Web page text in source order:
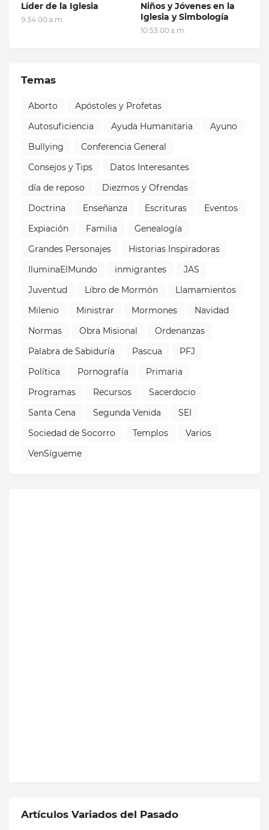
Líder de la Iglesia
9:34:00 a.m.
Niños y Jóvenes en la
Iglesia y Simbología
10:53:00 a.m.
Temas
Aborto
Apóstoles y Profetas
Autosuficiencia
Ayuda Humanitaria
Ayuno
Bullying
Conferencia General
Consejos y Tips
Datos Interesantes
día de reposo
Diezmos y Ofrendas
Doctrina
Enseñanza Escrituras
Eventos
Expiación
Familia
Genealogía
Grandes Personajes
Historias Inspiradoras
IluminaElMundo
inmigrantes
JAS
Juventud
Libro de Mormón
Llamamientos
Milenio
Ministrar Mormones
Navidad
Normas
Obra Misional
Ordenanzas
Palabra de Sabiduría
Pascua
PFJ
Política
Pornografía
Primaria
Programas
Recursos
Sacerdocio
Santa Cena
Segunda Venida
SEI
Sociedad de Socorro
Templos
Varios
VenSígueme
Artículos Variados del Pasado